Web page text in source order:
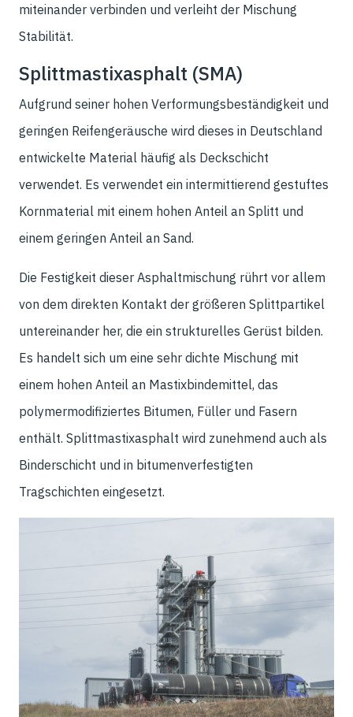
miteinander verbinden und verleiht der Mischung
Stabilität.
Splittmastixasphalt (SMA)
Aufgrund seiner hohen Verformungsbeständigkeit und
geringen Reifengeräusche wird dieses in Deutschland
entwickelte Material häufig als Deckschicht
verwendet. Es verwendet ein intermittierend gestuftes
Kornmaterial mit einem hohen Anteil an Splitt und
einem geringen Anteil an Sand.
Die Festigkeit dieser Asphaltmischung rührt vor allem
von dem direkten Kontakt der größeren Splittpartikel
untereinander her, die ein strukturelles Gerüst bilden.
Es handelt sich um eine sehr dichte Mischung mit
einem hohen Anteil an Mastixbindemittel, das
polymermodifiziertes Bitumen, Füller und Fasern
enthält. Splittmastixasphalt wird zunehmend auch als
Binderschicht und in bitumenverfestigten
Tragschichten eingesetzt.